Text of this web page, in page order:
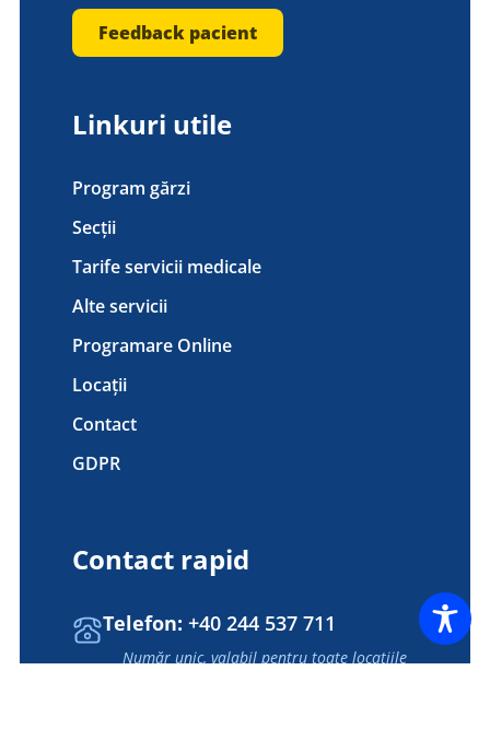
Feedback pacient
Linkuri utile
Program gărzi
Secții
Tarife servicii medicale
Alte servicii
Programare Online
Locații
Contact
GDPR
Contact rapid
Telefon: +40 244 537 711
Număr unic, valabil pentru toate locațiile